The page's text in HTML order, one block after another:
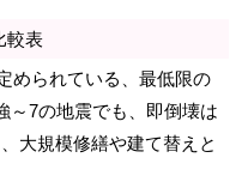
較表
められている、最低限の
～7の地震でも、即倒壊は
大規模修繕や建て替えと